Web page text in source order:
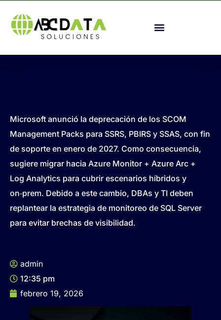
Microsoft anunció la deprecación de los SCOM
Management Packs para SSRS, PBIRS y SSAS, con fin
de soporte en enero de 2027. Como consecuencia,
sugiere migrar hacia Azure Monitor + Azure Arc +
Log Analytics para cubrir escenarios híbridos y
on‑prem. Debido a este cambio, DBAs y TI deben
replantear la estrategia de monitoreo de SQL Server
para evitar brechas de visibilidad.
admin
12:35 pm
febrero 19, 2026